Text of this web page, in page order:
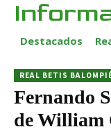
Destacados
REAL BETIS
Fernando
de William